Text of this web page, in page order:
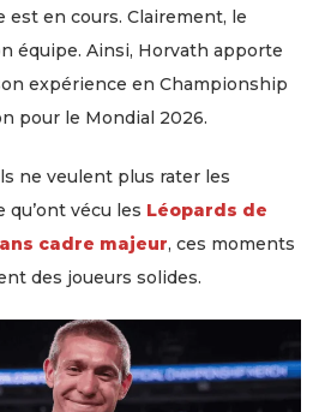
en cours. Clairement, le
équipe. Ainsi, Horvath apporte
expérience en Championship
pour le Mondial 2026.
ne veulent plus rater les
qu’ont vécu les Léopards de
cadre majeur, ces moments
des joueurs solides.